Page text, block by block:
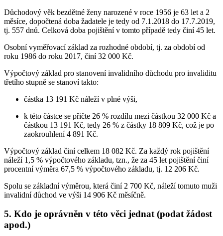
Důchodový věk bezdětné ženy narozené v roce 1956 je 63 let a 2
měsíce, dopočtená doba žadatele je tedy od 7.1.2018 do 17.7.2019,
tj. 557 dnů. Celková doba pojištění v tomto případě tedy činí 45 let.
Osobní vyměřovací základ za rozhodné období, tj. za období od
roku 1986 do roku 2017, činí 32 000 Kč.
Výpočtový základ pro stanovení invalidního důchodu pro invaliditu
třetího stupně se stanoví takto:
částka 13 191 Kč náleží v plné výši,
k této částce se přičte 26 % rozdílu mezi částkou 32 000 Kč a
částkou 13 191 Kč, tedy 26 % z částky 18 809 Kč, což je po
zaokrouhlení 4 891 Kč.
Výpočtový základ činí celkem 18 082 Kč. Za každý rok pojištění
náleží 1,5 % výpočtového základu, tzn., že za 45 let pojištění činí
procentní výměra 67,5 % výpočtového základu, tj. 12 206 Kč.
Spolu se základní výměrou, která činí 2 700 Kč, náleží tomuto muži
invalidní důchod ve výši 14 906 Kč měsíčně.
5. Kdo je oprávněn v této věci jednat (podat žádost
apod.)